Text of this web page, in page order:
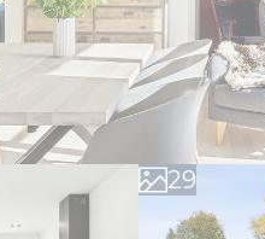
2
4
5
6
8
9